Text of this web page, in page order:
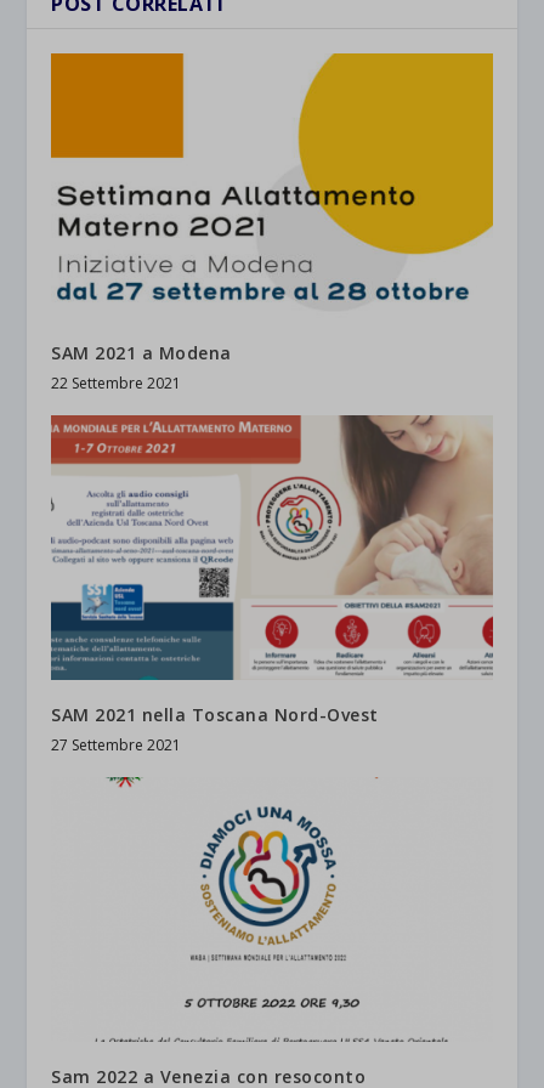
SAM 2021 a Modena
22 Settembre 2021
SAM 2021 nella Toscana Nord-Ovest
27 Settembre 2021
Sam 2022 a Venezia con resoconto